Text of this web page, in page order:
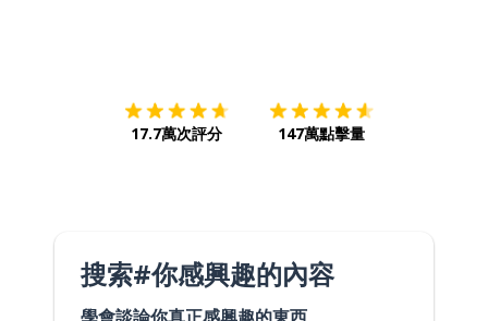
17.7萬次評分 147萬點擊量
搜索#你感興趣的內容